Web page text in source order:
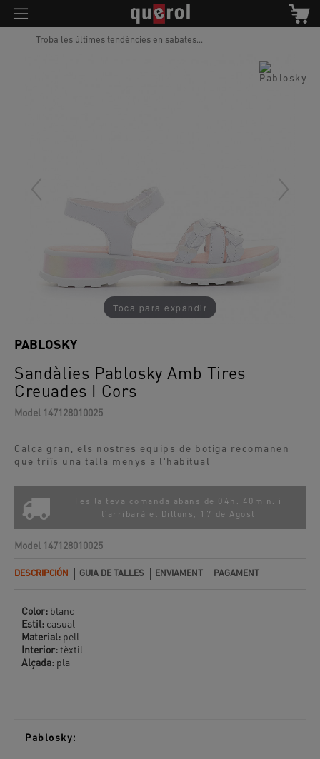
Troba les últimes tendències en sabates...
Toca para expandir
Sandàlies Pablosky Amb Tires
Creuades I Cors
PABLOSKY
Model 147128010025
Calça gran, els nostres equips de botiga recomanen
que triïs una talla menys a l'habitual
Fes la teva comanda abans de 04h. 40min. i
t'arribarà el
Dilluns, 17 de Agost
Model 147128010025
DESCRIPCIÓN GUIA DE TALLES ENVIAMENT PAGAMENT
Color: blanc
Estil: casual
Material: pell
Interior:tèxtil
Alçada: pla
Pablosky: